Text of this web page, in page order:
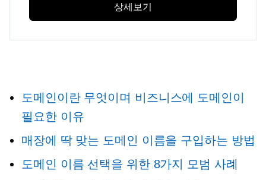
상세보기
도메인이란 무엇이며 비즈니스에 도메인이
필요한 이유
매장에 딱 맞는 도메인 이름을 구입하는 방법
도메인 이름 선택을 위한 8가지 모범 사례